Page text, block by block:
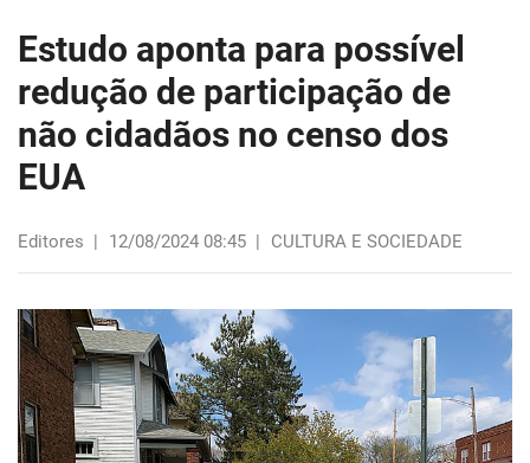
Estudo aponta para possível
redução de participação de
não cidadãos no censo dos
EUA
Editores | 12/08/2024 08:45 | CULTURA E SOCIEDADE